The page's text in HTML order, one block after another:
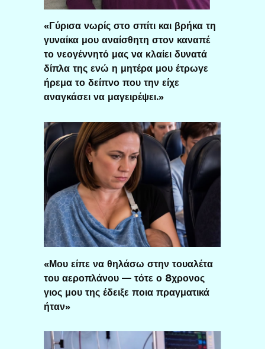
«Γύρισα νωρίς στο σπίτι και βρήκα τη
γυναίκα μου αναίσθητη στον καναπέ
το νεογέννητό μας να κλαίει δυνατά
δίπλα της ενώ η μητέρα μου έτρωγε
ήρεμα το δείπνο που την είχε
αναγκάσει να μαγειρέψει.»
«Μου είπε να θηλάσω στην τουαλέτα
του αεροπλάνου — τότε ο 8χρονος
γιος μου της έδειξε ποια πραγματικά
ήταν»